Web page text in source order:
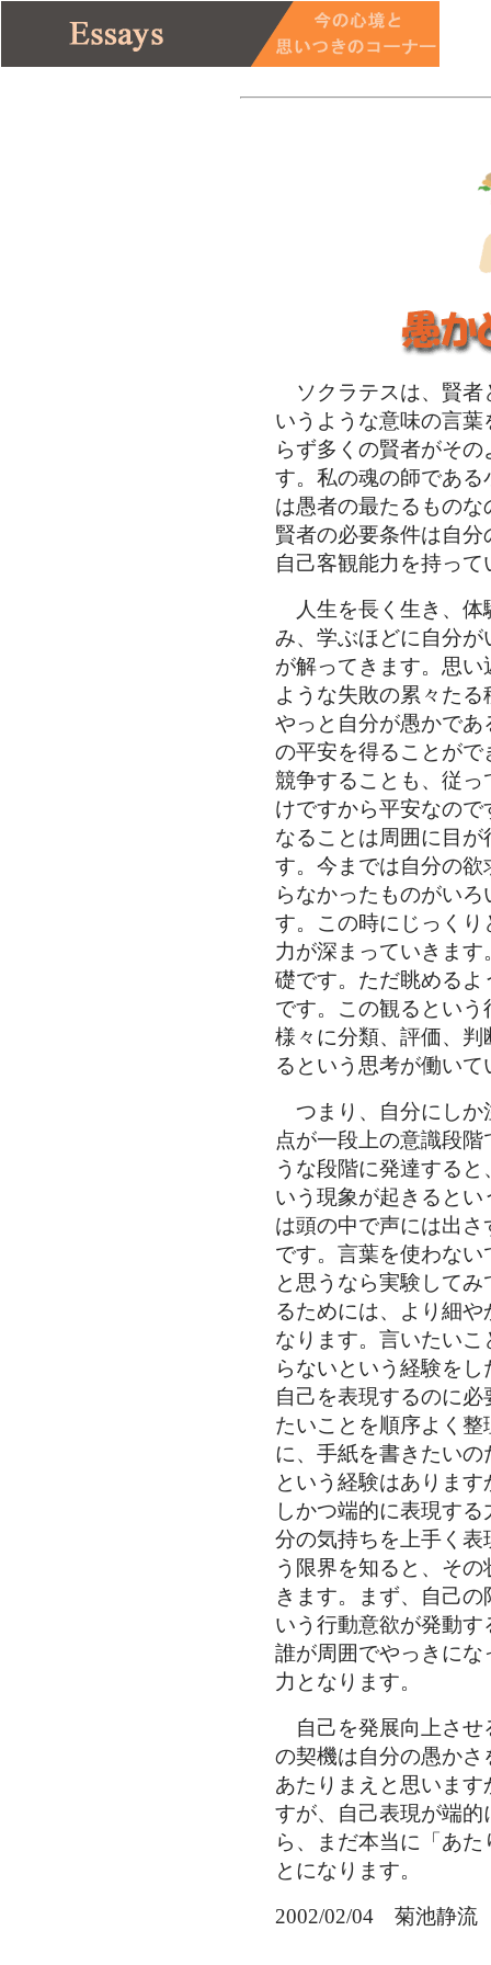
ソクラテスは、賢者
いうような意味の言
らず多くの賢者がそ
す。私の魂の師であ
は愚者の最たるもの
賢者の必要条件は自
自己客観能力を持っ
人生を長く生き、体
み、学ぶほどに自分
が解ってきます。思
ような失敗の累々た
やっと自分が愚かで
の平安を得ることが
競争することも、従
けですから平安なの
なることは周囲に目
す。今までは自分の
らなかったものがい
す。この時にじっく
力が深まっていきま
礎です。ただ眺める
です。この観るとい
様々に分類、評価、
るという思考が働いて
つまり、自分にしか
点が一段上の意識段
うな段階に発達する
いう現象が起きると
は頭の中で声には出
です。言葉を使わな
と思うなら実験して
るためには、より細
なります。言いたい
らないという経験を
自己を表現するのに
たいことを順序よく
に、手紙を書きたい
という経験はありま
しかつ端的に表現す
分の気持ちを上手く
う限界を知ると、そ
きます。まず、自己
いう行動意欲が発動
誰が周囲でやっきに
力となります。
自己を発展向上させ
の契機は自分の愚か
あたりまえと思いま
すが、自己表現が端
ら、まだ本当に「あ
とになります。
2002/02/04 菊池静流